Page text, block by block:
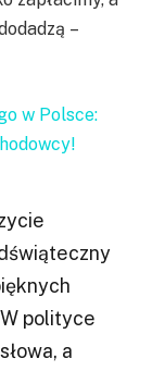
–
w Polsce:
polityce
a